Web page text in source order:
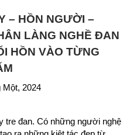
– HỒN NGƯỜI –
LÀNG NGHỀ ĐAN
HỒN VÀO TỪNG
Một, 2024
tre đan. Có những người nghệ